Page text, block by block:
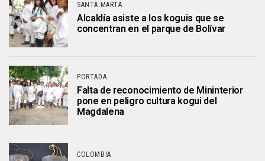
SANTA MARTA
Alcaldía asiste a los koguis que se
concentran en el parque de Bolívar
PORTADA
Falta de reconocimiento de Mininterior
pone en peligro cultura kogui del
Magdalena
COLOMBIA